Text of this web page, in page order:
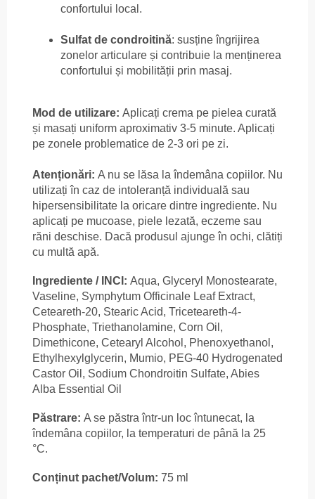
confortului local.
Sulfat de condroitină: susține îngrijirea
zonelor articulare și contribuie la menținerea
confortului și mobilității prin masaj.
Mod de utilizare: Aplicați crema pe pielea curată
și masați uniform aproximativ 3-5 minute. Aplicați
pe zonele problematice de 2-3 ori pe zi.
Atenționări: A nu se lăsa la îndemâna copiilor. Nu
utilizați în caz de intoleranță individuală sau
hipersensibilitate la oricare dintre ingrediente. Nu
aplicați pe mucoase, piele lezată, eczeme sau
răni deschise. Dacă produsul ajunge în ochi, clătiți
cu multă apă.
Ingrediente / INCI: Aqua, Glyceryl Monostearate,
Vaseline, Symphytum Officinale Leaf Extract,
Ceteareth-20, Stearic Acid, Triceteareth-4-
Phosphate, Triethanolamine, Corn Oil,
Dimethicone, Cetearyl Alcohol, Phenoxyethanol,
Ethylhexylglycerin, Mumio, PEG-40 Hydrogenated
Castor Oil, Sodium Chondroitin Sulfate, Abies
Alba Essential Oil
Păstrare: A se păstra într-un loc întunecat, la
îndemâna copiilor, la temperaturi de până la 25
°C.
Conținut pachet/Volum: 75 ml